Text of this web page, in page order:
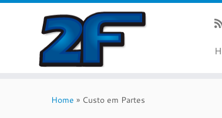
Home » Custo em Partes